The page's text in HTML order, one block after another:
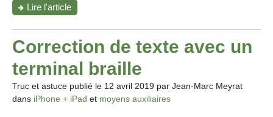
Lire l'article"Présentation
de
la
Dot
Watch"
Correction de texte avec un
terminal braille
Truc et astuce publié le 12 avril 2019 par Jean-Marc Meyrat
dans iPhone + iPad et moyens auxiliaires